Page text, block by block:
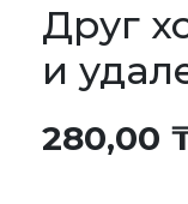
Друг
и
280,00